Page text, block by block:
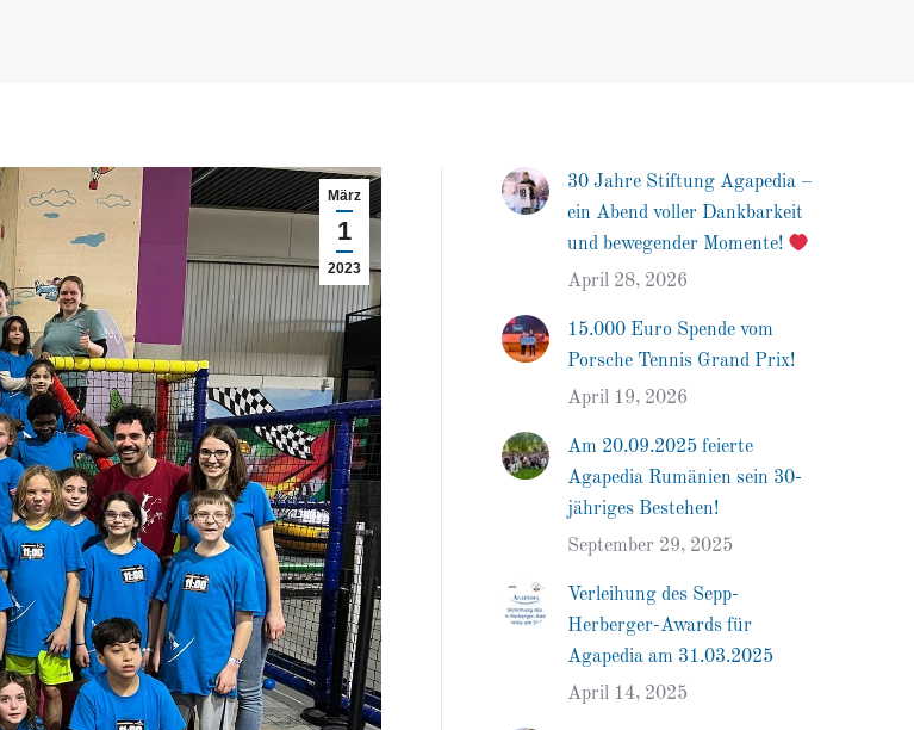
März
1
2023
30 Jahre Stiftung Agapedia –
ein Abend voller Dankbarkeit
und bewegender Momente!
April 28, 2026
15.000 Euro Spende vom
Porsche Tennis Grand Prix!
April 19, 2026
Am 20.09.2025 feierte
Agapedia Rumänien sein 30-
jähriges Bestehen!
September 29, 2025
Verleihung des Sepp-
Herberger-Awards für
Agapedia am 31.03.2025
April 14, 2025